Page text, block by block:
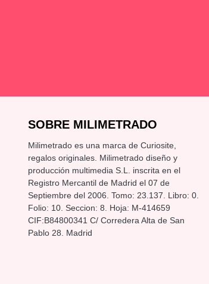
SOBRE MILIMETRADO
Milimetrado es una marca de Curiosite,
regalos originales . Milimetrado diseño y
producción multimedia S.L. inscrita en el
Registro Mercantil de Madrid el 07 de
Septiembre del 2006. Tomo: 23.137. Libro: 0.
Folio: 10. Seccion: 8. Hoja: M-414659
CIF:B84800341 C/ Corredera Alta de San
Pablo 28. Madrid